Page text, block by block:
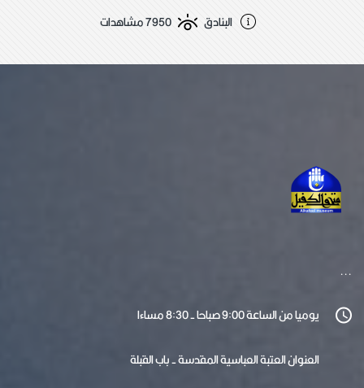
البنادق
7950 مشاهدات
...
يوميا من الساعة 9:00 صباحا - 8:30 مساءا
العنوان العتبة العباسية المقدسة - باب القبلة